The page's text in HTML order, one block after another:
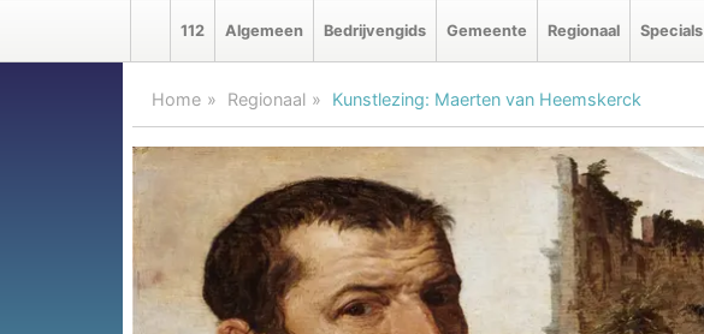
112 Algemeen Bedrijvengids Gemeente Regionaal Specials
Home Regionaal Kunstlezing: Maerten van Heemskerck